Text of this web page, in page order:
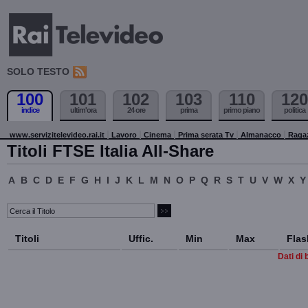
SOLO TESTO
100
indice
101
ultim'ora
102
24 ore
103
prima
110
primo piano
120
politica
www.servizitelevideo.rai.it Lavoro Cinema Prima serata Tv Almanacco
Titoli FTSE Italia All-Share
A B C D E F G H I J K L M N O P Q R S T U V W X Y
Titoli Uffic. Min Max
Dati di